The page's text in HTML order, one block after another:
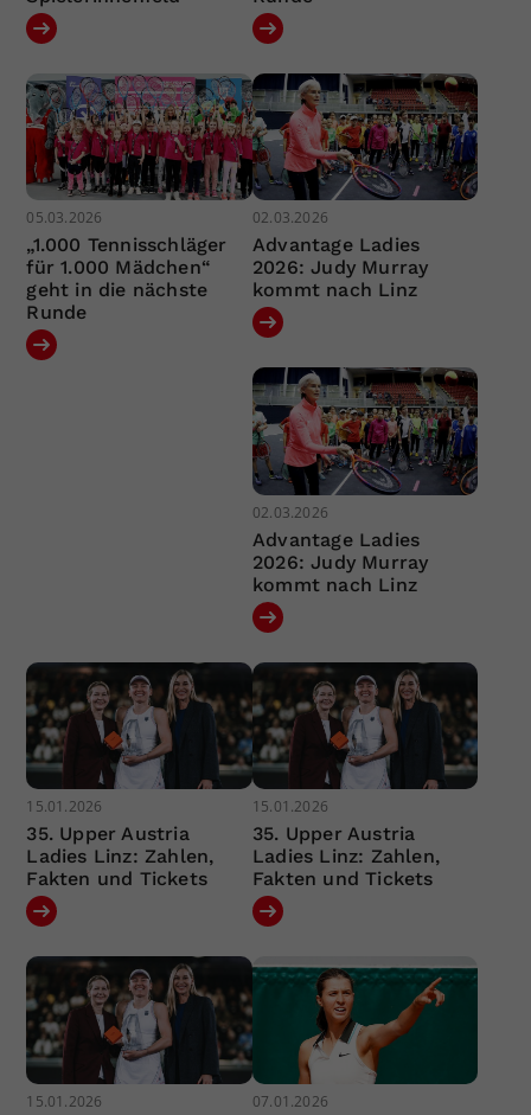
05.03.2026
„1.000 Tennisschläger
für 1.000 Mädchen“
geht in die nächste
Runde
02.03.2026
Advantage Ladies
2026: Judy Murray
kommt nach Linz
02.03.2026
Advantage Ladies
2026: Judy Murray
kommt nach Linz
15.01.2026
35. Upper Austria
Ladies Linz: Zahlen,
Fakten und Tickets
15.01.2026
35. Upper Austria
Ladies Linz: Zahlen,
Fakten und Tickets
15.01.2026 07.01.2026